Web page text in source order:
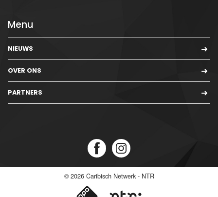
Menu
NIEUWS
OVER ONS
PARTNERS
© 2026 Caribisch Netwerk - NTR